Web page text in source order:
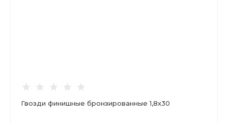
Гвозди финишные бронзированные 1,8х30